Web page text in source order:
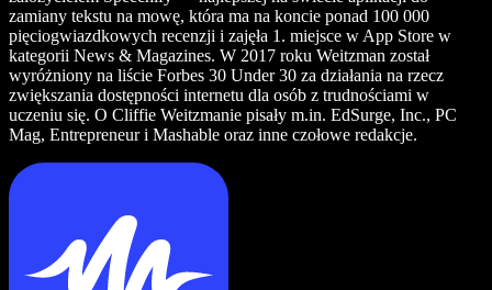
zamiany tekstu na mowę, która ma na koncie ponad 100 000
pięciogwiazdkowych recenzji i zajęła 1. miejsce w App Store w
kategorii News & Magazines. W 2017 roku Weitzman został
wyróżniony na liście Forbes 30 Under 30 za działania na rzecz
zwiększania dostępności internetu dla osób z trudnościami w
uczeniu się. O Cliffie Weitzmanie pisały m.in. EdSurge, Inc., PC
Mag, Entrepreneur i Mashable oraz inne czołowe redakcje.